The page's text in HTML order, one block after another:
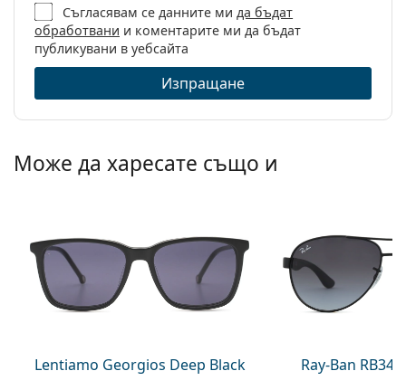
Съгласявам се данните ми да бъдат
обработвани и коментарите ми да бъдат
публикувани в уебсайта
Изпращане
Може да харесате също и
Lentiamo Georgios Deep Black Ray-Ban